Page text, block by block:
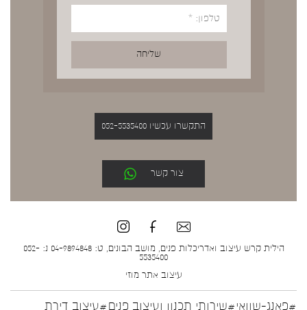
התקשרו עכשיו 052-5535400
צור קשר
הילית קרש עיצוב ואדריכלות פנים, מושב הבונים, ט: 04-9894848 נ: 052-
5535400
עיצוב אתר מוזי
#פאנג-שוואי#שירותי תכנון ועיצוב פנים#עיצוב דירת